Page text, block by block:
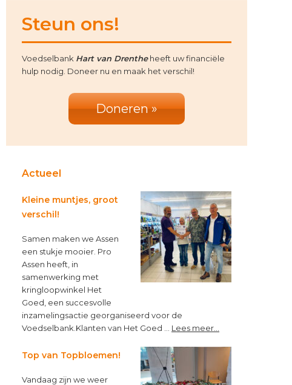
Sidebar
Steun ons!
Voedselbank Hart van Drentheheeft uw financiële
hulp nodig. Doneer nu en maak het verschil!
Doneren »
Actueel
Kleine muntjes, groot
verschil!
Samen maken we Assen
een stukje mooier. Pro
Assen heeft, in
samenwerking met
kringloopwinkel Het
Goed, een succesvolle
inzamelingsactie georganiseerd voor de
Voedselbank.Klanten van Het Goed … Lees meer...
muntjes,
groot
verschil!
Top van Topbloemen!
Vandaag zijn we weer